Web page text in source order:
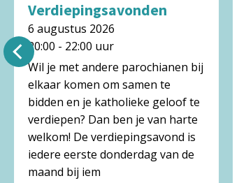
Verdiepingsavonden
6 augustus 2026
20:00 - 22:00 uur
Wil je met andere parochianen bij
elkaar komen om samen te
bidden en je katholieke geloof te
verdiepen? Dan ben je van harte
welkom! De verdiepingsavond is
iedere eerste donderdag van de
maand bij iem